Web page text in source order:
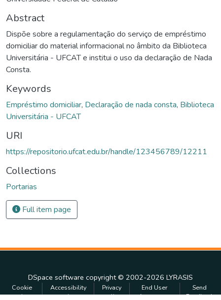
Abstract
Dispõe sobre a regulamentação do serviço de empréstimo
domiciliar do material informacional no âmbito da Biblioteca
Universitária - UFCAT e institui o uso da declaração de Nada
Consta.
Keywords
Empréstimo domiciliar, Declaração de nada consta, Biblioteca
Universitária - UFCAT
URI
https://repositorio.ufcat.edu.br/handle/123456789/12211
Collections
Portarias
Full item page
DSpace software copyright © 2002-2026 LYRASIS
Cookie
settings
Accessibility
settings
Privacy
policy
End User
Agreement
Send
Feedback